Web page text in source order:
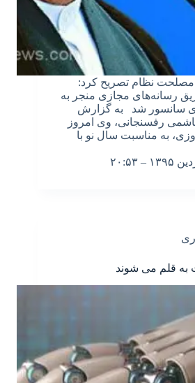
نظام تصریح کرد:
رسانه‌های مجازی منجر به
سانسور شد به گزارش
رفسنجانی، وی امروز
به مناسبت سال نو با
به قلم می شوند